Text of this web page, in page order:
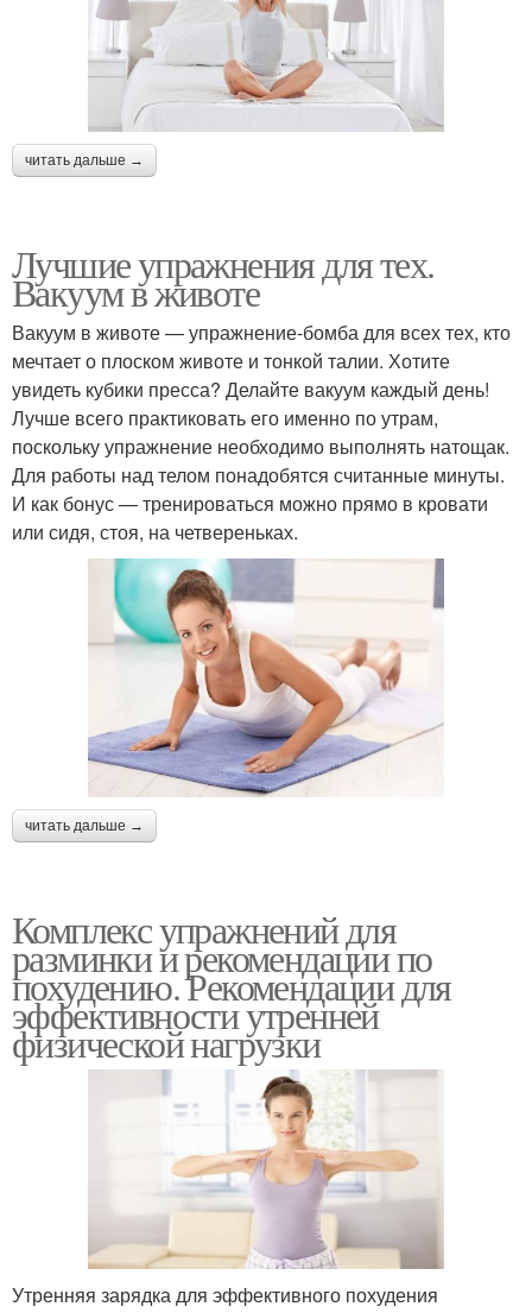
читать дальше →
Лучшие упражнения для тех.
Вакуум в животе
Вакуум в животе — упражнение-бомба для всех тех, кто
мечтает о плоском животе и тонкой талии. Хотите
увидеть кубики пресса? Делайте вакуум каждый день!
Лучше всего практиковать его именно по утрам,
поскольку упражнение необходимо выполнять натощак.
Для работы над телом понадобятся считанные минуты.
И как бонус — тренироваться можно прямо в кровати
или сидя, стоя, на четвереньках.
читать дальше →
Комплекс упражнений для
разминки и рекомендации по
похудению. Рекомендации для
эффективности утренней
физической нагрузки
Утренняя зарядка для эффективного похудения